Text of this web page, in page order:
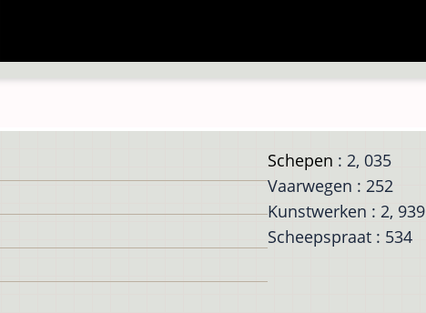
Schepen : 2, 035
Vaarwegen : 252
Kunstwerken : 2, 939
Scheepspraat : 534